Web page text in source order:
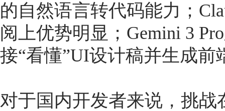
的自然语言转代码能力；
阅上优势明显；Gemini 3
接“看懂”UI设计稿并生成前
对于国内开发者来说，挑